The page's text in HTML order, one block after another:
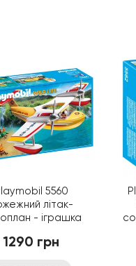
5560
літак-
- іграшка
1290 грн